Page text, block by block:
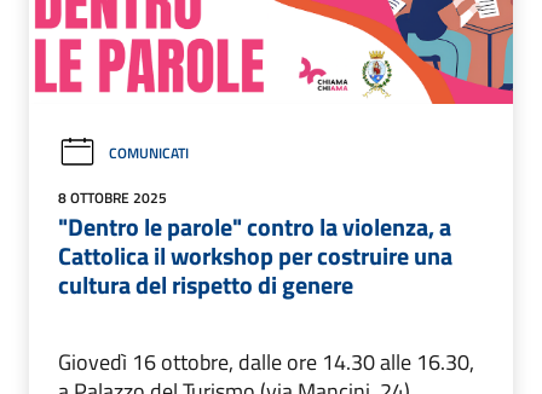
COMUNICATI
8 OTTOBRE 2025
"Dentro le parole" contro la violenza, a
Cattolica il workshop per costruire una
cultura del rispetto di genere
Giovedì 16 ottobre, dalle ore 14.30 alle 16.30,